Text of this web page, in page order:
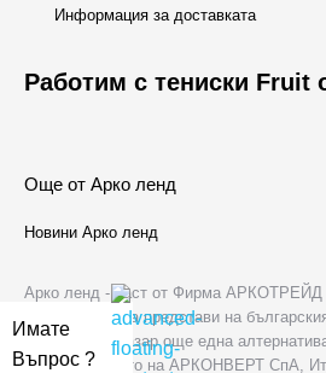
Информация за доставката
Работим с тениски Fruit
Още от Арко ленд
Новини Арко ленд
Арко ленд - част от Фирма
2006 г. с цел да представи на
молдовския пазар още една
хартии в лицето на АРКОНВЕРТ СпА,
Имате
Въпрос ?